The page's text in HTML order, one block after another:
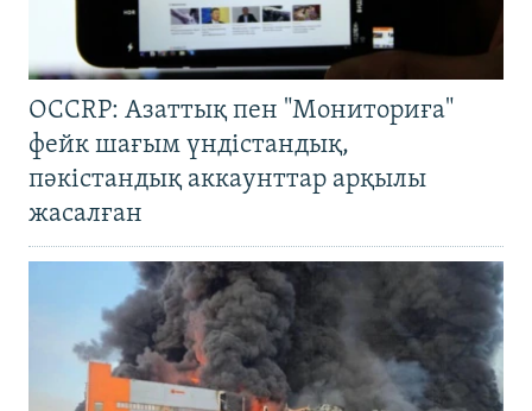
OCCRP: Азаттық пен "Мониториға"
фейк шағым үндістандық,
пәкістандық аккаунттар арқылы
жасалған